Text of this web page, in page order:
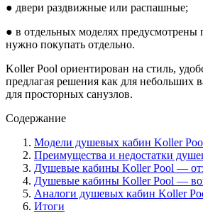
● двери раздвижные или распашные;
● в отдельных моделях
нужно покупать отдельно.
Koller Pool ориентирован на стиль,
предлагая решения как для небольших
для просторных санузлов.
Содержание
Модели душевых кабин Koller
Преимущества и недостатки
Душевые кабины Koller Pool —
Душевые кабины Koller Pool —
Аналоги душевых кабин Koller
Итоги